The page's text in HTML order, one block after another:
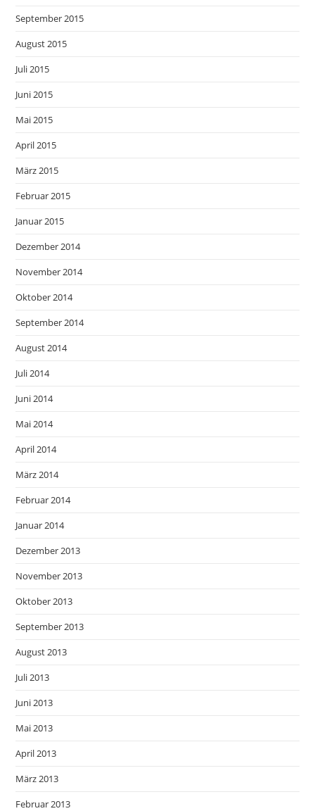
September 2015
August 2015
Juli 2015
Juni 2015
Mai 2015
April 2015
März 2015
Februar 2015
Januar 2015
Dezember 2014
November 2014
Oktober 2014
September 2014
August 2014
Juli 2014
Juni 2014
Mai 2014
April 2014
März 2014
Februar 2014
Januar 2014
Dezember 2013
November 2013
Oktober 2013
September 2013
August 2013
Juli 2013
Juni 2013
Mai 2013
April 2013
März 2013
Februar 2013